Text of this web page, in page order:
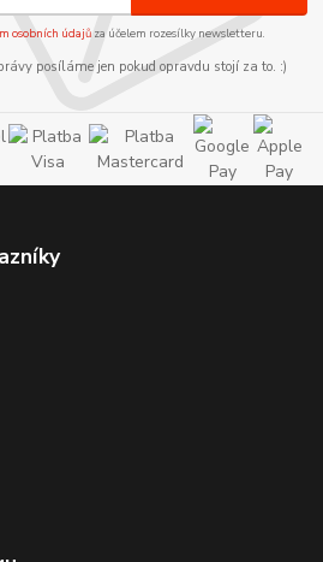
osobních údajůza účelem rozesílky newsletteru.
posíláme jen pokud opravdu stojí za to. :)